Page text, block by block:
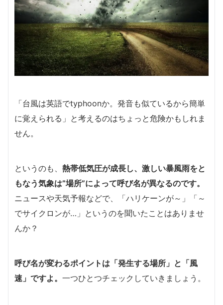
「台風は英語でtyphoonか。発音も似ているから簡単
に覚えられる」と考えるのはちょっと危険かもしれま
せん。
というのも、 熱帯低気圧が成長し、激しい暴風雨をと
もなう気象は”場所”によって呼び名が異なるのです。
ニュースや天気予報などで、「ハリケーンが～」「～
でサイクロンが…」というのを聞いたことはありませ
んか？
呼び名が変わるポイントは「発生する場所」と「風
速」ですよ。 一つひとつチェックしていきましょう。